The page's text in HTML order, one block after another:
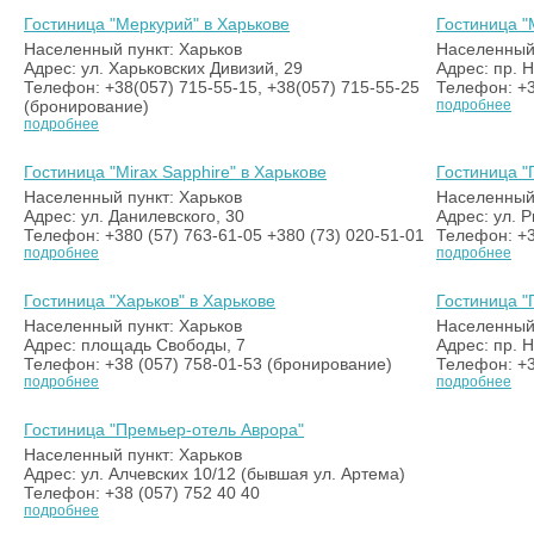
Гостиница "Меркурий" в Харькове
Населенный пункт: Харьков
Адрес: ул. Харьковских Дивизий, 29
Телефон: +38(057) 715-55-15, +38(057) 715-55-25
(бронирование)
подробнее
Гостиница
Адрес: пр.
Телефон:
подробнее
Гостиница "Mirax Sapphire" в Харькове
Населенный пункт: Харьков
Адрес: ул. Данилевского, 30
Телефон: +380 (57) 763-61-05 +380 (73) 020-51-01
подробнее
Гостиница
Адрес: ул.
Телефон:
подробнее
Гостиница "Харьков" в Харькове
Населенный пункт: Харьков
Адрес: площадь Свободы, 7
Телефон: +38 (057) 758-01-53 (бронирование)
подробнее
Гостиница
Адрес: пр.
Телефон:
подробнее
Гостиница "Премьер-отель Аврора"
Населенный пункт: Харьков
Адрес: ул. Алчевских 10/12 (бывшая ул. Артема)
Телефон: +38 (057) 752 40 40
подробнее